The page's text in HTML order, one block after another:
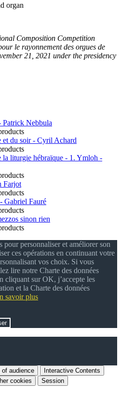
organ
Composition Competition
le rayonnement des orgues de
21, 2021 under the presidency
Patrick Nebbula
et du soir - Cyril Achard
liturgie hébraïque - 1. Ymloh -
Farjot
Gabriel Fauré
sinon rien
personnaliser et améliorer son
ces opérations en continuant votre
vos choix. Si vous
lire notre Charte des données
cliquant sur OK, j’accepte les
et la Charte des données
savoir plus
of audience
Interactive Contents
cookies Session